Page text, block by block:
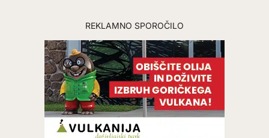
REKLAMNO SPOROČILO